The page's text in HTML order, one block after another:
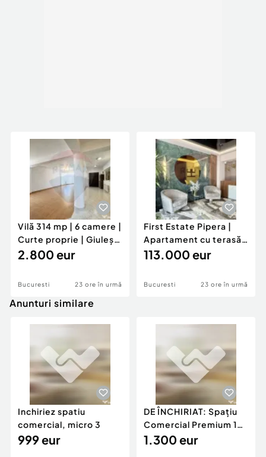
Vilă 314 mp | 6 camere |
Curte proprie | Giulești
- Pod...
2.800 eur
Bucuresti 23 ore în urmă
First Estate Pipera |
Apartament cu terasă
și potenția...
113.000 eur
Bucuresti 23 ore în urmă
Anunturi similare
Inchiriez spatiu
comercial, micro 3
999 eur
DE ÎNCHIRIAT: Spațiu
Comercial Premium 146
mp – Vizibili
1.300 eur